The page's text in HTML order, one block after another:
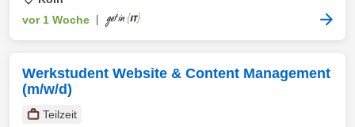
vor 1 Woche
Werkstudent Website & Content Management
(m/w/d)
Teilzeit